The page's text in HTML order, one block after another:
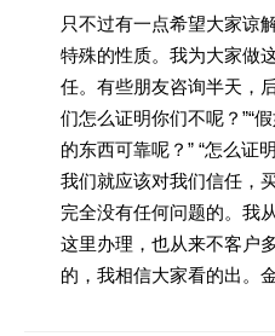
只不过有一点希望大家谅
特殊的性质。我为大家做
任。有些朋友咨询半天，
们怎么证明你们不呢？”“
的东西可靠呢？” “怎么证
我们就应该对我们信任，
完全没有任何问题的。我
这里办理，也从来不客户
的，我相信大家看的出。